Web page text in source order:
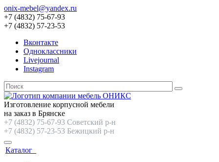
onix-mebel@yandex.ru
+7 (4832) 75-67-93
+7 (4832) 57-23-53
Вконтакте
Одноклассники
Livejournal
Instagram
Изготовление корпусной мебели
на заказ в Брянске
+7 (4832) 75-67-93 Советский р-н
+7 (4832) 57-23-53 Бежицкий р-н
Каталог